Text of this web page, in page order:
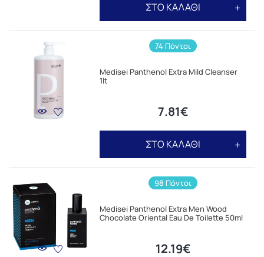
ΣΤΟ ΚΑΛΑΘΙ
74 Πόντοι
Medisei Panthenol Extra Mild Cleanser
1lt
7.81€
ΣΤΟ ΚΑΛΑΘΙ
98 Πόντοι
Medisei Panthenol Extra Men Wood
Chocolate Oriental Eau De Toilette 50ml
12.19€